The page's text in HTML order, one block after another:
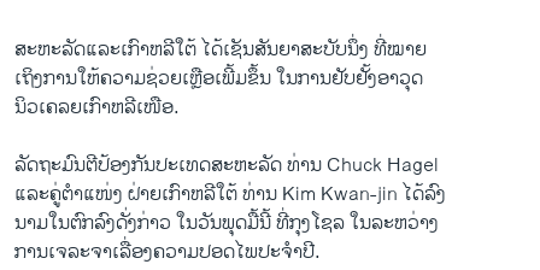
ລາຍການກະຈາຍສຽງ
ລາຍງານ
ຕິດຕາມພວກເຮົາ ທີ່
ພາສາຕ່າງໆ
ສະຫະລັດແລະເກົາຫລີ​ໃຕ້ ​ໄດ້​ເຊັນ​ສັນຍາ​ສະບັບ​ນຶ່ງ ທີ່ໝາຍ
​ເຖິງ​ການໃຫ້​ຄວາມ​ຊ່ວຍ​ເຫຼືອ​ເພີ້ມຂຶ້ນ ​ໃນ​ການ​ຢັບຢັ້ງອາ​ວຸດ
​ນິວ​ເຄລຍ​ເກົາ​ຫລີ​ເໜືອ.
ລັດຖະມົນຕີປ້ອງ​ກັນ​ປະ​ເທດສະຫະລັດ ທ່ານ Chuck Hagel
​ແລະ​ຄູ່​ຕໍາ​ແໜ່​ງ ​ຝ່າຍເກົາຫລີ​ໃຕ້ ທ່ານ Kim Kwan-jin ​ໄດ້​ລົງ
​ນາມ​ໃນຕົກລົງດັ່ງກ່າວ ໃນ​ວັນ​ພຸດ​ມື້​ນີ້ ທີ່​ກຸງ​ໂຊ​ລ ​ໃນ​ລະຫວ່າງ​
ການ​ເຈລະຈາເລື່ອງ​ຄວາມ​ປອດ​ໄພ​ປະ​ຈໍາ​ປີ.